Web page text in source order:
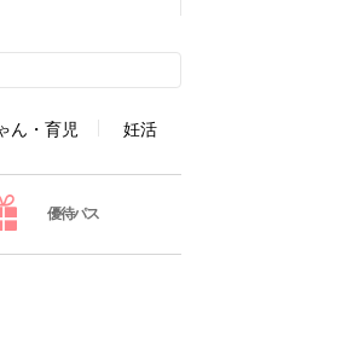
ん・育児 妊活
優待パス